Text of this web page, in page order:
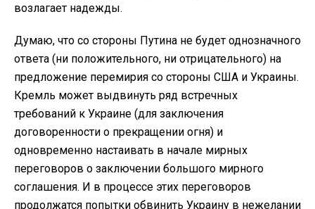
возлагает надежды.
Думаю, что со стороны Путина не будет однозначного
ответа (ни положительного, ни отрицательного) на
предложение перемирия со стороны США и Украины.
Кремль может выдвинуть ряд встречных
требований к Украине (для заключения
договоренности о прекращении огня) и
одновременно настаивать в начале мирных
переговоров о заключении большого мирного
соглашения. И в процессе этих переговоров
продолжатся попытки обвинить Украину в нежелании